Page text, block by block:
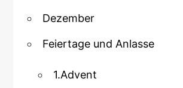
Dezember
Feiertage und Anlasse
1.Advent